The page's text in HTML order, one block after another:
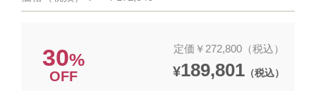
30%
OFF
定価￥272,800（税込）
¥189,801（税込）